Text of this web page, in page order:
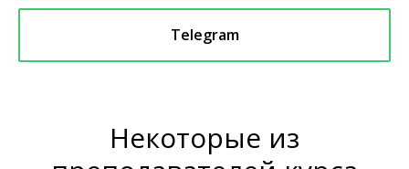
Telegram
Некоторые из